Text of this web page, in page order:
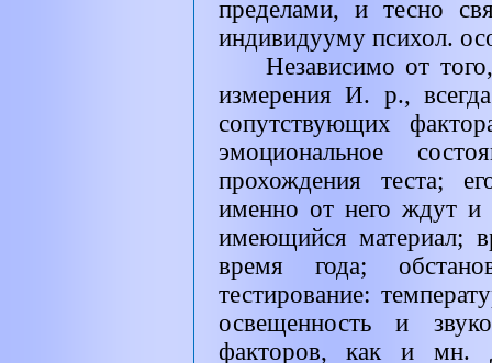
пределами, и тесно
индивидууму психол.
Независимо от
измерения И. р.,
сопутствующих
эмоциональное
прохождения теста;
именно от него ждут и
имеющийся материал;
время года;
тестирование:
освещенность и
факторов, как и мн.